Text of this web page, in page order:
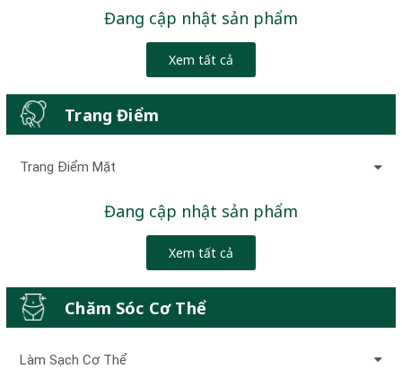
Đang cập nhật sản phẩm
Xem tất cả
Trang Điểm
Trang Điểm Mặt
Đang cập nhật sản phẩm
Xem tất cả
Chăm Sóc Cơ Thể
Làm Sạch Cơ Thể